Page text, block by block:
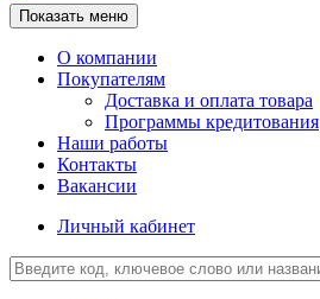
Показать меню
О компании
Покупателям
Доставка и оплата товара
Программы кредитования
Наши работы
Контакты
Вакансии
Личный кабинет